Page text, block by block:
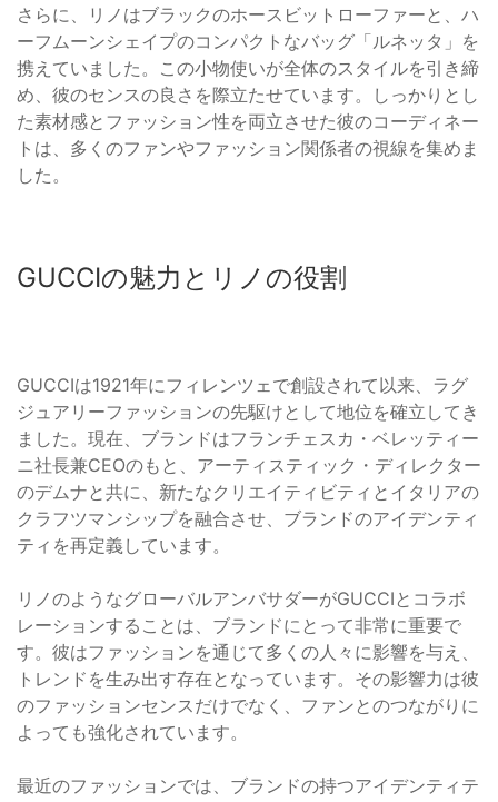
さらに、リノはブラックのホースビットローファーと、ハ
ーフムーンシェイプのコンパクトなバッグ「ルネッタ」を
携えていました。この小物使いが全体のスタイルを引き締
め、彼のセンスの良さを際立たせています。しっかりとし
た素材感とファッション性を両立させた彼のコーディネー
トは、多くのファンやファッション関係者の視線を集めま
した。
GUCCIの魅力とリノの役割
GUCCIは1921年にフィレンツェで創設されて以来、ラグ
ジュアリーファッションの先駆けとして地位を確立してき
ました。現在、ブランドはフランチェスカ・ベレッティー
ニ社長兼CEOのもと、アーティスティック・ディレクター
のデムナと共に、新たなクリエイティビティとイタリアの
クラフツマンシップを融合させ、ブランドのアイデンティ
ティを再定義しています。
リノのようなグローバルアンバサダーがGUCCIとコラボ
レーションすることは、ブランドにとって非常に重要で
す。彼はファッションを通じて多くの人々に影響を与え、
トレンドを生み出す存在となっています。その影響力は彼
のファッションセンスだけでなく、ファンとのつながりに
よっても強化されています。
最近のファッションでは、ブランドの持つアイデンティテ